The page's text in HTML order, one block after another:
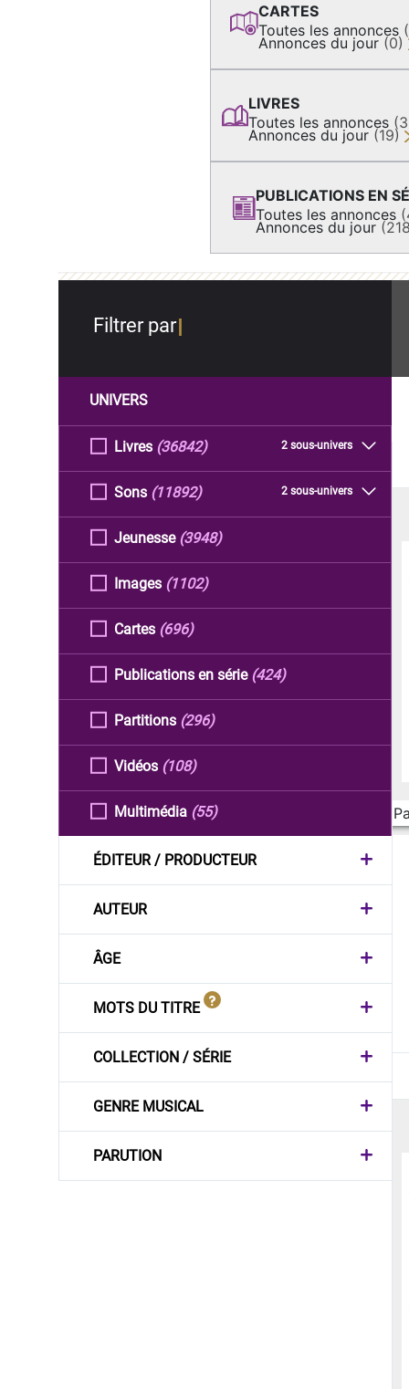
CARTES
Toutes les annonces
Annonces du jour (0)
LIVRES
Toutes les annonces
Annonces du jour (19)
PUBLICATIONS EN
Toutes les annonces
Annonces du jour
Filtrer par
UNIVERS
Livres 2 sous-univers
(36842)
Sons 2 sous-univers
(11892)
Jeunesse (3948)
Images (1102)
Cartes (696)
Publications en série (424)
Partitions (296)
Vidéos (108)
Multimédia (55)
ÉDITEUR / PRODUCTEUR
AUTEUR
ÂGE
MOTS DU TITRE
COLLECTION / SÉRIE
GENRE MUSICAL
PARUTION